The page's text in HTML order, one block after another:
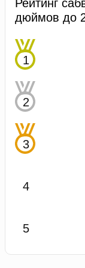
Рейтинг
дюймов до